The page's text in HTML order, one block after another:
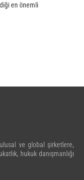
en önemli
ve global şirketlere,
hukuk danışmanlığı